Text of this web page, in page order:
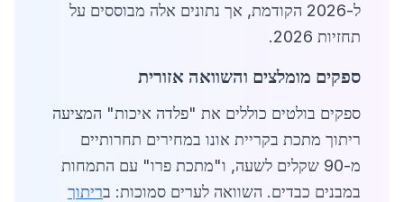
ל-2026 הקודמת, אך נתונים אלה מבוססים על
תחזיות 2026.
ספקים מומלצים והשוואה אזורית
ספקים בולטים כוללים את "פלדה איכות" המציעה
ריתוך מתכת בקריית אונו במחירים תחרותיים
מ-90 שקלים לשעה, ו"מתכת פרו" עם התמחות
במבנים כבדים. השוואה לערים סמוכות: בריתוך